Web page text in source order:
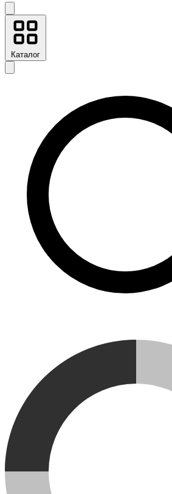
Каталог